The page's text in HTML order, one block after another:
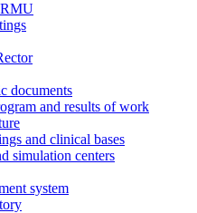
documents
and results of work
and clinical bases
simulation centers
system